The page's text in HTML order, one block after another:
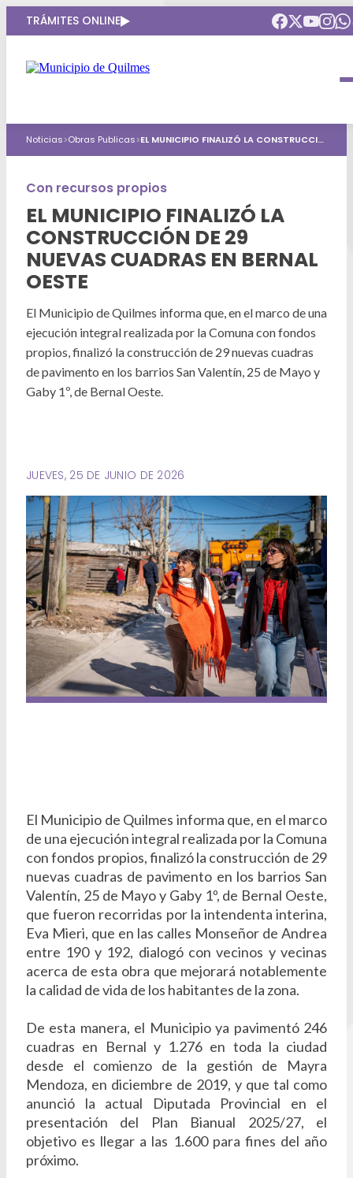
TRÁMITES ONLINE
Intendenta
Gobierno Abierto
HCD
Puntos de interés
Mapa interactivo
Defensoria del Pueblo
Seguridad
Salud
GIRSU
Educación
Culturas
Deportes
Ambiente
Mujeres y Diversidades
Derechos Humanos
Empleo y Formación Laboral
Internacionales
ARQUI
Mi Quilmes Digital
Atención a la comunidad
Defensa del consumidor
Noticias>Obras Publicas> EL MUNICIPIO FINALIZÓ LA CONSTRUCCIÓN DE 29 NUEVAS CUADRAS EN BERNAL OESTE
Con recursos propios
EL MUNICIPIO FINALIZÓ LA
CONSTRUCCIÓN DE 29
NUEVAS CUADRAS EN BERNAL
OESTE
El Municipio de Quilmes informa que, en el marco de una
ejecución integral realizada por la Comuna con fondos
propios, finalizó la construcción de 29 nuevas cuadras
de pavimento en los barrios San Valentín, 25 de Mayo y
Gaby 1º, de Bernal Oeste.
JUEVES, 25 DE JUNIO DE 2026
El Municipio de Quilmes informa que, en el marco
de una ejecución integral realizada por la Comuna
con fondos propios, finalizó la construcción de 29
nuevas cuadras de pavimento en los barrios San
Valentín, 25 de Mayo y Gaby 1º, de Bernal Oeste,
que fueron recorridas por la intendenta interina,
Eva Mieri, que en las calles Monseñor de Andrea
entre 190 y 192, dialogó con vecinos y vecinas
acerca de esta obra que mejorará notablemente
la calidad de vida de los habitantes de la zona.
De esta manera, el Municipio ya pavimentó 246
cuadras en Bernal y 1.276 en toda la ciudad
desde el comienzo de la gestión de Mayra
Mendoza, en diciembre de 2019, y que tal como
anunció la actual Diputada Provincial en el
presentación del Plan Bianual 2025/27, el
objetivo es llegar a las 1.600 para fines del año
próximo.